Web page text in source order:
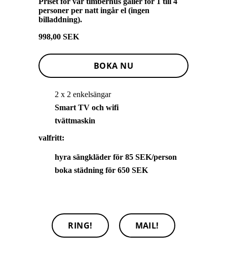
personer per natt ingår el (ingen
billaddning).
998,00 SEK
2 x 2 enkelsängar
Smart TV och wifi
tvättmaskin
valfritt:
hyra sängkläder för 85 SEK/person
boka städning för 650 SEK
BOKA NU
RING! MAIL!